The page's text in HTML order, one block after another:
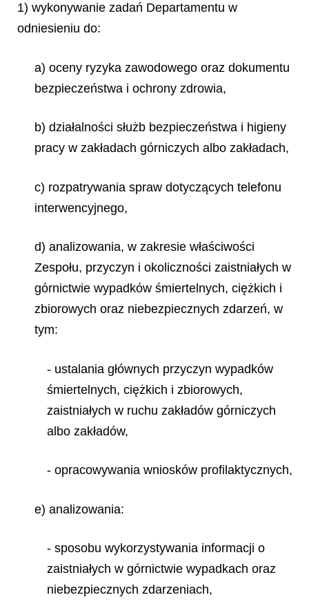
1) wykonywanie zadań Departamentu w
odniesieniu do:
a) oceny ryzyka zawodowego oraz dokumentu
bezpieczeństwa i ochrony zdrowia,
b) działalności służb bezpieczeństwa i higieny
pracy w zakładach górniczych albo zakładach,
c) rozpatrywania spraw dotyczących telefonu
interwencyjnego,
d) analizowania, w zakresie właściwości
Zespołu, przyczyn i okoliczności zaistniałych w
górnictwie wypadków śmiertelnych, ciężkich i
zbiorowych oraz niebezpiecznych zdarzeń, w
tym:
- ustalania głównych przyczyn wypadków
śmiertelnych, ciężkich i zbiorowych,
zaistniałych w ruchu zakładów górniczych
albo zakładów,
- opracowywania wniosków profilaktycznych,
e) analizowania:
- sposobu wykorzystywania informacji o
zaistniałych w górnictwie wypadkach oraz
niebezpiecznych zdarzeniach,